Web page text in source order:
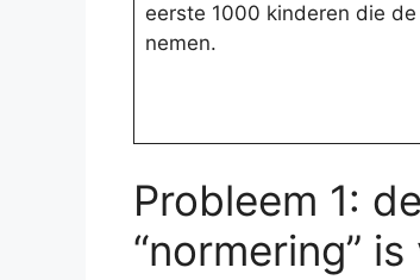
eerste 1000 kinderen die
nemen.
Probleem 1:
“normering”